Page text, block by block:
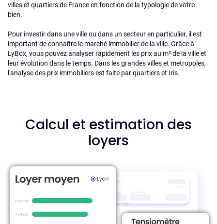
villes et quartiers de France en fonction de la typologie de votre
bien.
Pour investir dans une ville ou dans un secteur en particulier, il est
important de connaître le marché immobilier de la ville. Grâce à
LyBox, vous pouvez analyser rapidement les prix au m² de la ville et
leur évolution dans le temps. Dans les grandes villes et metropoles,
l'analyse des prix immobiliers est faite par quartiers et Iris.
Calcul et estimation des
loyers